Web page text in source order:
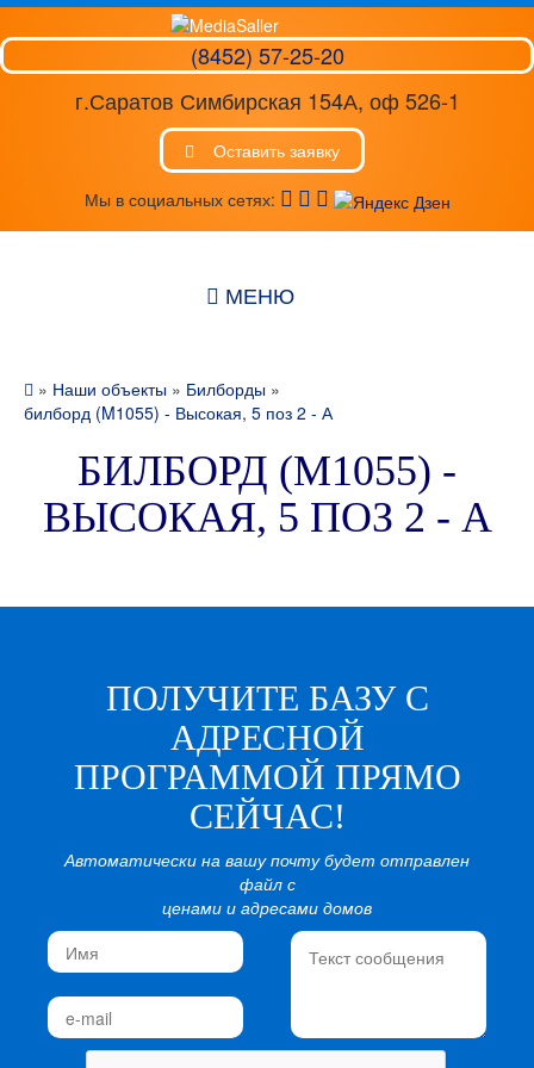
(8452) 57-25-20
г.Саратов Симбирская 154А, оф 526-1
Оставить заявку
Мы в социальных сетях:
МЕНЮ
» Наши объекты » Билборды »
билборд (M1055) - Высокая, 5 поз 2 - А
БИЛБОРД (M1055) -
ВЫСОКАЯ, 5 ПОЗ 2 - А
ПОЛУЧИТЕ БАЗУ С
АДРЕСНОЙ
ПРОГРАММОЙ ПРЯМО
СЕЙЧАС!
Автоматически на вашу почту будет отправлен
файл с
ценами и адресами домов